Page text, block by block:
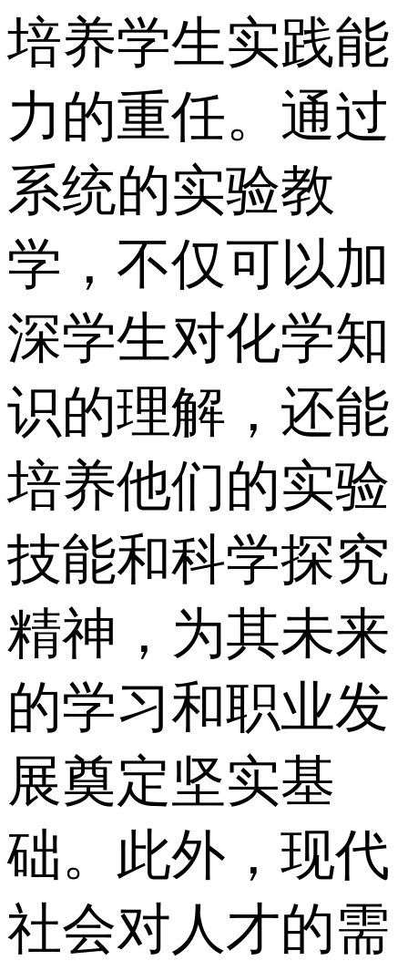
培养学生实践能
力的重任。通过
系统的实验教
学，不仅可以加
深学生对化学知
识的理解，还能
培养他们的实验
技能和科学探究
精神，为其未来
的学习和职业发
展奠定坚实基
础。 此外，现代
社会对人才的需